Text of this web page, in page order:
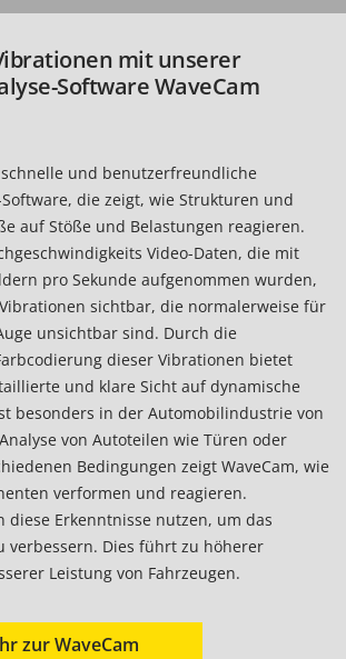
mit unserer
Software WaveCam
schnelle und benutzerfreundliche
die zeigt, wie Strukturen und
auf Stöße und Belastungen reagieren.
Video-Daten, die mit
pro Sekunde aufgenommen wurden,
sichtbar, die normalerweise für
unsichtbar sind. Durch die
dieser Vibrationen bietet
und klare Sicht auf dynamische
besonders in der Automobilindustrie von
von Autoteilen wie Türen oder
Bedingungen zeigt WaveCam, wie
verformen und reagieren.
diese Erkenntnisse nutzen, um das
verbessern. Dies führt zu höherer
Leistung von Fahrzeugen.
zur WaveCam